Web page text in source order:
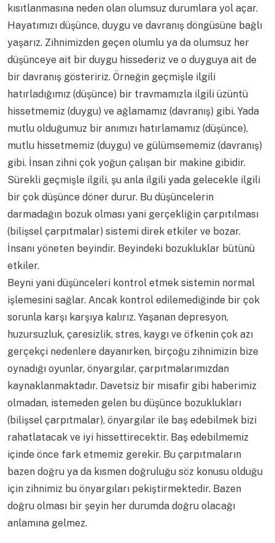
kısıtlanmasına neden olan olumsuz durumlara yol açar.
Hayatımızı düşünce, duygu ve davranış döngüsüne bağlı
yaşarız. Zihnimizden geçen olumlu ya da olumsuz her
düşünceye ait bir duygu hissederiz ve o duyguya ait de
bir davranış gösteririz. Örneğin geçmişle ilgili
hatırladığımız (düşünce) bir travmamızla ilgili üzüntü
hissetmemiz (duygu) ve ağlamamız (davranış) gibi. Yada
mutlu olduğumuz bir anımızı hatırlamamız (düşünce),
mutlu hissetmemiz (duygu) ve gülümsememiz (davranış)
gibi. İnsan zihni çok yoğun çalışan bir makine gibidir.
Sürekli geçmişle ilgili, şu anla ilgili yada gelecekle ilgili
bir çok düşünce döner durur. Bu düşüncelerin
darmadağın bozuk olması yani gerçekliğin çarpıtılması
(bilişsel çarpıtmalar) sistemi direk etkiler ve bozar.
İnsanı yöneten beyindir. Beyindeki bozukluklar bütünü
etkiler.
Beyni yani düşünceleri kontrol etmek sistemin normal
işlemesini sağlar. Ancak kontrol edilemediğinde bir çok
sorunla karşı karşıya kalırız. Yaşanan depresyon,
huzursuzluk, çaresizlik, stres, kaygı ve öfkenin çok azı
gerçekçi nedenlere dayanırken, birçoğu zihnimizin bize
oynadığı oyunlar, önyargılar, çarpıtmalarımızdan
kaynaklanmaktadır. Davetsiz bir misafir gibi haberimiz
olmadan, istemeden gelen bu düşünce bozuklukları
(bilişsel çarpıtmalar), önyargılar ile baş edebilmek bizi
rahatlatacak ve iyi hissettirecektir. Baş edebilmemiz
içinde önce fark etmemiz gerekir. Bu çarpıtmaların
bazen doğru ya da kısmen doğruluğu söz konusu olduğu
için zihnimiz bu önyargıları pekiştirmektedir. Bazen
doğru olması bir şeyin her durumda doğru olacağı
anlamına gelmez.